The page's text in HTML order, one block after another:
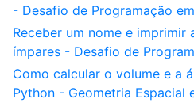
- Desafio de Programação
Receber um nome e imprimir
ímpares - Desafio de
Como calcular o volume e a
Python - Geometria Espacial